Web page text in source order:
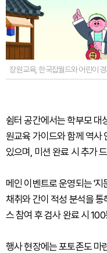
장원교육, 한국잡월드와 어린이
쉼터 공간에서는 학부모 대
원교육 가이드와 함께 역사
있으며, 미션 완료 시 추가
메인 이벤트로 운영되는 '
채취와 간이 적성 분석을
스 참여 후 검사 완료 시
행사 현장에는 포토존도 마